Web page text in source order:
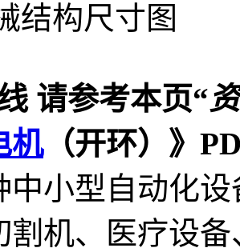
结构尺寸图
请参考本页“
机（开环）》
中小型自动化
割机、医疗设